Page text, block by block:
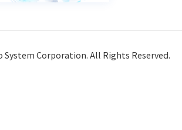
System Corporation. All Rights Reserved.